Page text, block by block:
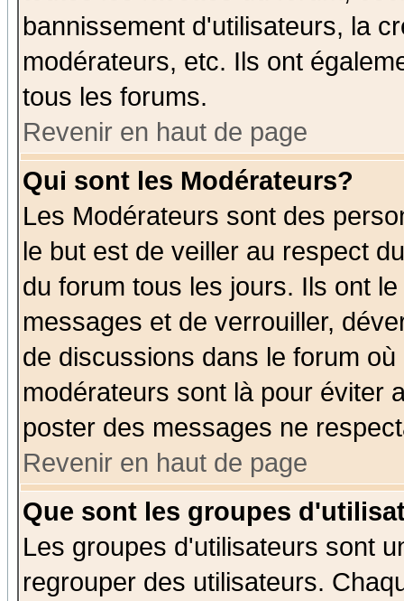
bannissement d'utilisateurs, la
modérateurs, etc. Ils ont
tous les forums.
Revenir en haut de page
Qui sont les Modérateurs?
Les Modérateurs sont des
le but est de veiller au respect
du forum tous les jours. Ils ont
messages et de verrouiller,
de discussions dans le forum
modérateurs sont là pour éviter
poster des messages ne
Revenir en haut de page
Que sont les groupes
Les groupes d'utilisateurs sont
regrouper des utilisateurs.